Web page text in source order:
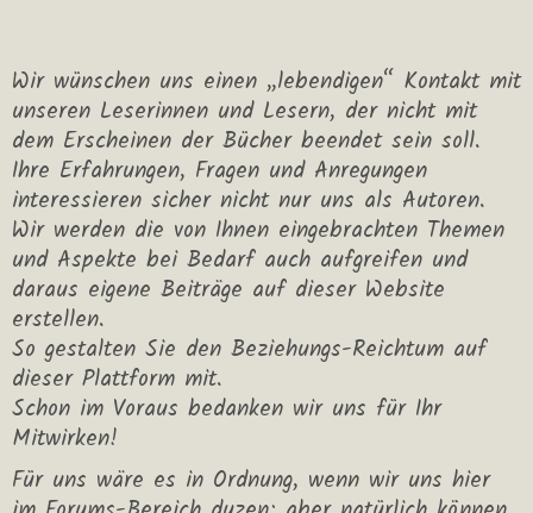
Wir wünschen uns einen „lebendigen“ Kontakt mit
unseren Leserinnen und Lesern, der nicht mit
dem Erscheinen der Bücher beendet sein soll.
Ihre Erfahrungen, Fragen und Anregungen
interessieren sicher nicht nur uns als Autoren.
Wir werden die von Ihnen eingebrachten Themen
und Aspekte bei Bedarf auch aufgreifen und
daraus eigene Beiträge auf dieser Website
erstellen.
So gestalten Sie den Beziehungs-Reichtum auf
dieser Plattform mit.
Schon im Voraus bedanken wir uns für Ihr
Mitwirken!
Für uns wäre es in Ordnung, wenn wir uns hier